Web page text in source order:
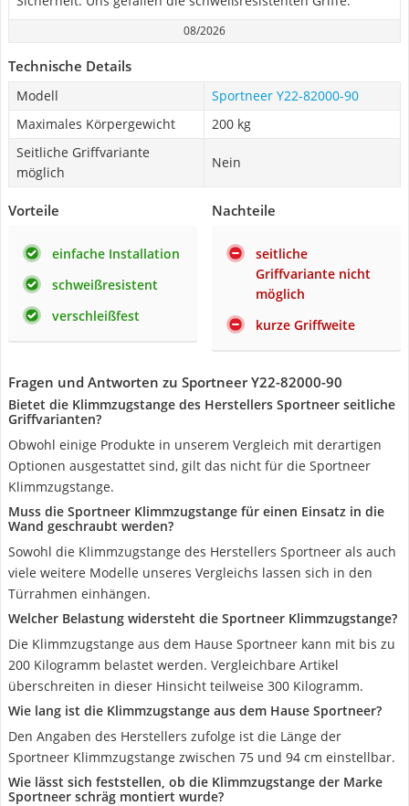
08/2026
Technische Details
Modell
Sportneer ‎Y22-82000-90
Maximales Körpergewicht
200 kg
Seitliche Griffvariante
möglich
Nein
Vorteile
einfache Installation
schweißresistent
verschleißfest
Nachteile
seitliche
Griffvariante nicht
möglich
kurze Griffweite
Fragen und Antworten zu Sportneer ‎Y22-82000-90
Bietet die Klimmzugstange des Herstellers Sportneer seitliche
Griffvarianten?
Obwohl einige Produkte in unserem Vergleich mit derartigen
Optionen ausgestattet sind, gilt das nicht für die Sportneer
Klimmzugstange.
Muss die Sportneer Klimmzugstange für einen Einsatz in die
Wand geschraubt werden?
Sowohl die Klimmzugstange des Herstellers Sportneer als auch
viele weitere Modelle unseres Vergleichs lassen sich in den
Türrahmen einhängen.
Welcher Belastung widersteht die Sportneer Klimmzugstange?
Die Klimmzugstange aus dem Hause Sportneer kann mit bis zu
200 Kilogramm belastet werden. Vergleichbare Artikel
überschreiten in dieser Hinsicht teilweise 300 Kilogramm.
Wie lang ist die Klimmzugstange aus dem Hause Sportneer?
Den Angaben des Herstellers zufolge ist die Länge der
Sportneer Klimmzugstange zwischen 75 und 94 cm einstellbar.
Wie lässt sich feststellen, ob die Klimmzugstange der Marke
Sportneer schräg montiert wurde?